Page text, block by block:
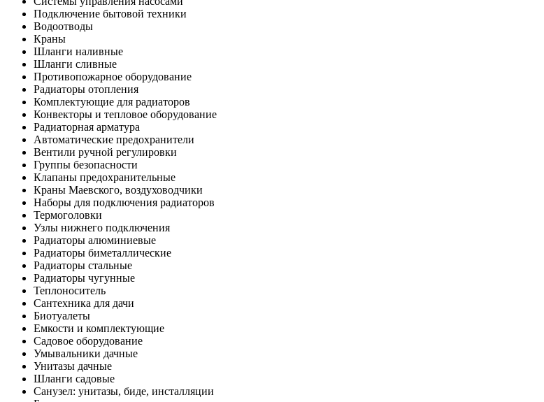
Подключение бытовой техники
Водоотводы
Краны
Шланги наливные
Шланги сливные
Противопожарное оборудование
Радиаторы отопления
Комплектующие для радиаторов
Конвекторы и тепловое оборудование
Радиаторная арматура
Автоматические предохранители
Вентили ручной регулировки
Группы безопасности
Клапаны предохранительные
Краны Маевского, воздуховодчики
Наборы для подключения радиаторов
Термоголовки
Узлы нижнего подключения
Радиаторы алюминиевые
Радиаторы биметаллические
Радиаторы стальные
Радиаторы чугунные
Теплоноситель
Сантехника для дачи
Биотуалеты
Емкости и комплектующие
Садовое оборудование
Умывальники дачные
Унитазы дачные
Шланги садовые
Санузел: унитазы, биде, инсталляции